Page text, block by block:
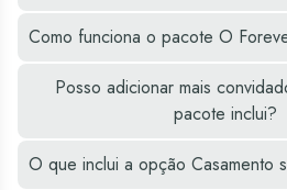
Como funciona o pacote O
Posso adicionar mais
pacote inclui?
O que inclui a opção Casamento